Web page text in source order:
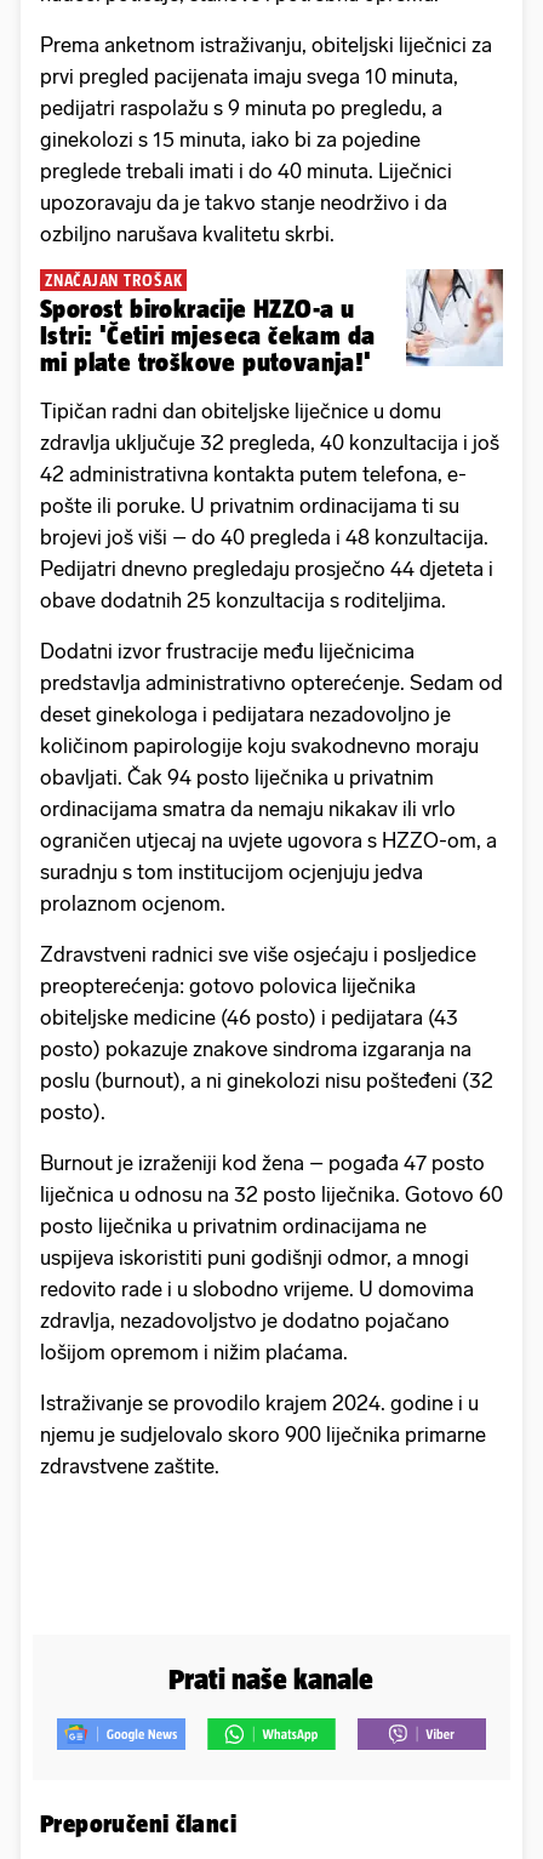
Prema anketnom istraživanju, obiteljski liječnici za
prvi pregled pacijenata imaju svega 10 minuta,
pedijatri raspolažu s 9 minuta po pregledu, a
ginekolozi s 15 minuta, iako bi za pojedine
preglede trebali imati i do 40 minuta. Liječnici
upozoravaju da je takvo stanje neodrživo i da
ozbiljno narušava kvalitetu skrbi.
ZNAČAJAN TROŠAK
Sporost birokracije HZZO-a u
Istri: 'Četiri mjeseca čekam da
mi plate troškove putovanja!'
Tipičan radni dan obiteljske liječnice u domu
zdravlja uključuje 32 pregleda, 40 konzultacija i još
42 administrativna kontakta putem telefona, e-
pošte ili poruke. U privatnim ordinacijama ti su
brojevi još viši – do 40 pregleda i 48 konzultacija.
Pedijatri dnevno pregledaju prosječno 44 djeteta i
obave dodatnih 25 konzultacija s roditeljima.
Dodatni izvor frustracije među liječnicima
predstavlja administrativno opterećenje. Sedam od
deset ginekologa i pedijatara nezadovoljno je
količinom papirologije koju svakodnevno moraju
obavljati. Čak 94 posto liječnika u privatnim
ordinacijama smatra da nemaju nikakav ili vrlo
ograničen utjecaj na uvjete ugovora s HZZO-om, a
suradnju s tom institucijom ocjenjuju jedva
prolaznom ocjenom.
Zdravstveni radnici sve više osjećaju i posljedice
preopterećenja: gotovo polovica liječnika
obiteljske medicine (46 posto) i pedijatara (43
posto) pokazuje znakove sindroma izgaranja na
poslu (burnout), a ni ginekolozi nisu pošteđeni (32
posto).
Burnout je izraženiji kod žena – pogađa 47 posto
liječnica u odnosu na 32 posto liječnika. Gotovo 60
posto liječnika u privatnim ordinacijama ne
uspijeva iskoristiti puni godišnji odmor, a mnogi
redovito rade i u slobodno vrijeme. U domovima
zdravlja, nezadovoljstvo je dodatno pojačano
lošijom opremom i nižim plaćama.
Istraživanje se provodilo krajem 2024. godine i u
njemu je sudjelovalo skoro 900 liječnika primarne
zdravstvene zaštite.
Prati naše kanale
Preporučeni članci